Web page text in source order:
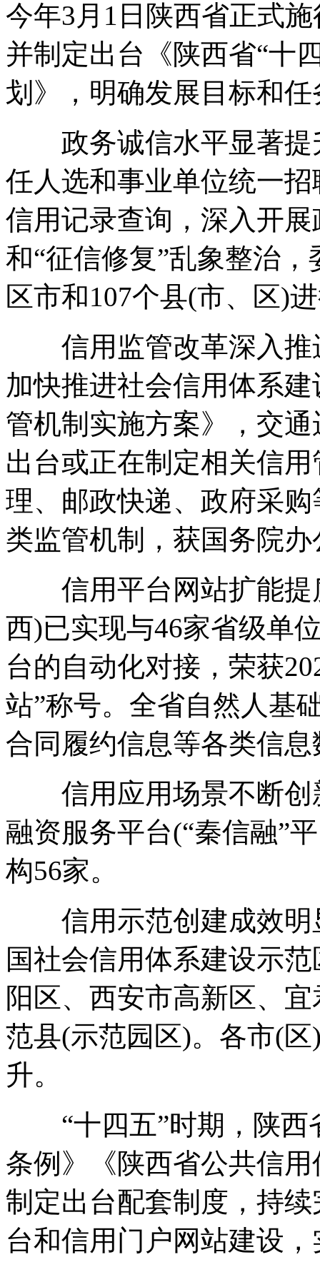
今年3月1日陕西省正式
并制定出台《陕西省“十
划》，明确发展目标和任
政务诚信水平显著提
任人选和事业单位统一
信用记录查询，深入开
和“征信修复”乱象整治
区市和107个县(市、区)
信用监管改革深入推
加快推进社会信用体系
管机制实施方案》，交
出台或正在制定相关信
理、邮政快递、政府采
类监管机制，获国务院
信用平台网站扩能提
西)已实现与46家省级单
台的自动化对接，荣获
站”称号。全省自然人基
合同履约信息等各类信
信用应用场景不断创
融资服务平台(“秦信融”
构56家。
信用示范创建成效明
国社会信用体系建设示
阳区、西安市高新区、
范县(示范园区)。各市(
升。
“十四五”时期，陕西
条例》《陕西省公共信
制定出台配套制度，持
台和信用门户网站建设